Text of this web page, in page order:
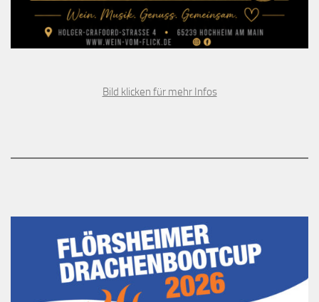
Bild klicken für mehr Infos